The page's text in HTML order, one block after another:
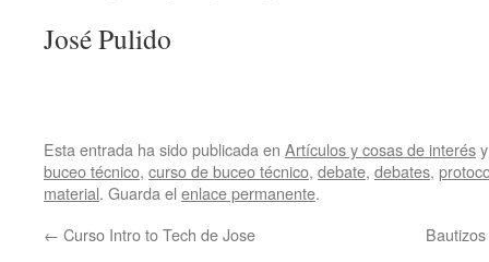
José Pulido
Esta entrada ha sido publicada en Artículos y cosas de interés
buceo técnico, curso de buceo técnico, debate, debates,
material. Guarda el enlace permanente.
← Curso Intro to Tech de Jose